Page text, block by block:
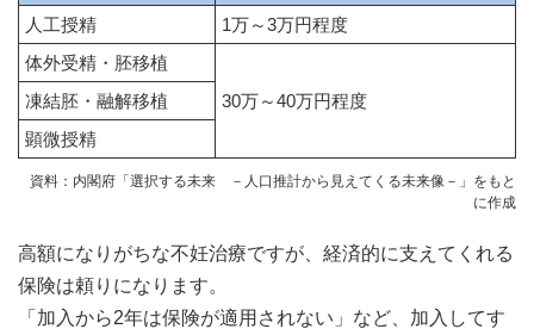
人工授精
1万～3万円程度
体外受精・胚移植
30万～40万円程度
凍結胚・融解移植
顕微授精
資料：内閣府「選択する未来 －人口推計から見えてくる未来像－」をもと
に作成
高額になりがちな不妊治療ですが、経済的に支えてくれる
保険は頼りになります。
「加入から2年は保険が適用されない」など、加入してす